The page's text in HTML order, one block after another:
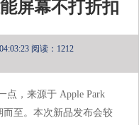
屏幕不打折扣
阅读：1212
点，来源于 Apple Park
而至。本次新品发布会较